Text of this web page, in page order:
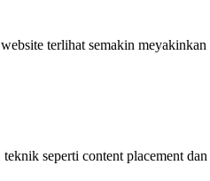
terlihat semakin
seperti content placement